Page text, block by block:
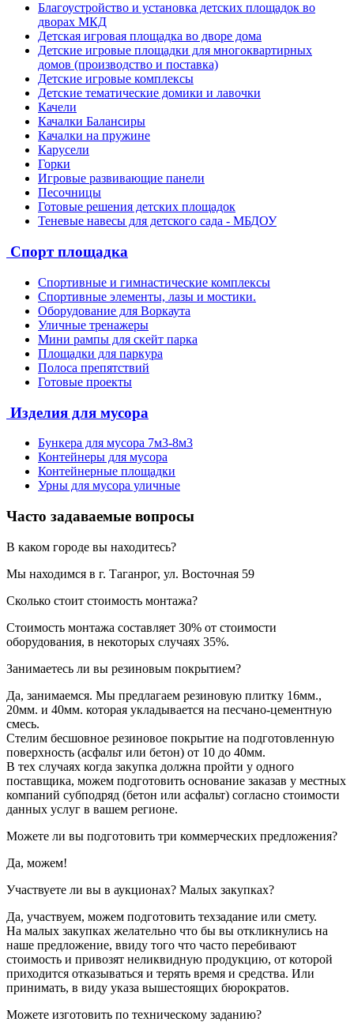
Благоустройство и установка детских площадок во
дворах МКД
Детская игровая площадка во дворе дома
Детские игровые площадки для многоквартирных
домов (производство и поставка)
Детские игровые комплексы
Детские тематические домики и лавочки
Качели
Качалки Балансиры
Качалки на пружине
Карусели
Горки
Игровые развивающие панели
Песочницы
Готовые решения детских площадок
Теневые навесы для детского сада - МБДОУ
Спорт площадка
Спортивные и гимнастические комплексы
Спортивные элементы, лазы и мостики.
Оборудование для Воркаута
Уличные тренажеры
Мини рампы для скейт парка
Площадки для паркура
Полоса препятствий
Готовые проекты
Изделия для мусора
Бункера для мусора 7м3-8м3
Контейнеры для мусора
Контейнерные площадки
Урны для мусора уличные
Часто задаваемые вопросы
В каком городе вы находитесь?
Мы находимся в г. Таганрог, ул. Восточная 59
Сколько стоит стоимость монтажа?
Стоимость монтажа составляет 30% от стоимости
оборудования, в некоторых случаях 35%.
Занимаетесь ли вы резиновым покрытием?
Да, занимаемся. Мы предлагаем резиновую плитку 16мм.,
20мм. и 40мм. которая укладывается на песчано-цементную
смесь.
Стелим бесшовное резиновое покрытие на подготовленную
поверхность (асфальт или бетон) от 10 до 40мм.
В тех случаях когда закупка должна пройти у одного
поставщика, можем подготовить основание заказав у местных
компаний субподряд (бетон или асфальт) согласно стоимости
данных услуг в вашем регионе.
Можете ли вы подготовить три коммерческих предложения?
Да, можем!
Участвуете ли вы в аукционах? Малых закупках?
Да, участвуем, можем подготовить техзадание или смету.
На малых закупках желательно что бы вы откликнулись на
наше предложение, ввиду того что часто перебивают
стоимость и привозят неликвидную продукцию, от которой
приходится отказываться и терять время и средства. Или
принимать, в виду указа вышестоящих бюрократов.
Можете изготовить по техническому заданию?